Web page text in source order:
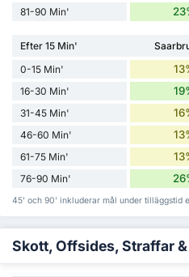
81-90 Min'
Efter 15 Min'
0-15 Min'
16-30 Min'
31-45 Min'
46-60 Min'
61-75 Min'
76-90 Min'
45' och 90' inkluderar mål under tilläggstid
Skott, Offsides, Straffar